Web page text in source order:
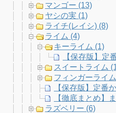
マンゴー (13)
ヤシの実 (1)
ライチ(レイシ) (8)
ライム (4)
キーライム (1)
【保存版】定
スイートライム
フィンガーライ
【保存版】定番
【徹底まとめ】
ラズベリー (6)